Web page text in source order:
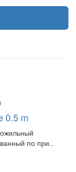
0.5 m
по при..